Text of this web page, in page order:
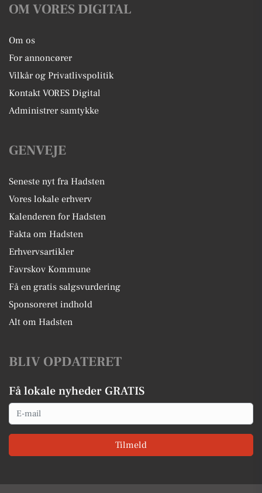
OM VORES DIGITAL
Om os
For annoncører
Vilkår og Privatlivspolitik
Kontakt VORES Digital
Administrer samtykke
GENVEJE
Seneste nyt fra Hadsten
Vores lokale erhverv
Kalenderen for Hadsten
Fakta om Hadsten
Erhvervsartikler
Favrskov Kommune
Få en gratis salgsvurdering
Sponsoreret indhold
Alt om Hadsten
BLIV OPDATERET
Få lokale nyheder GRATIS
Email
Tilmeld